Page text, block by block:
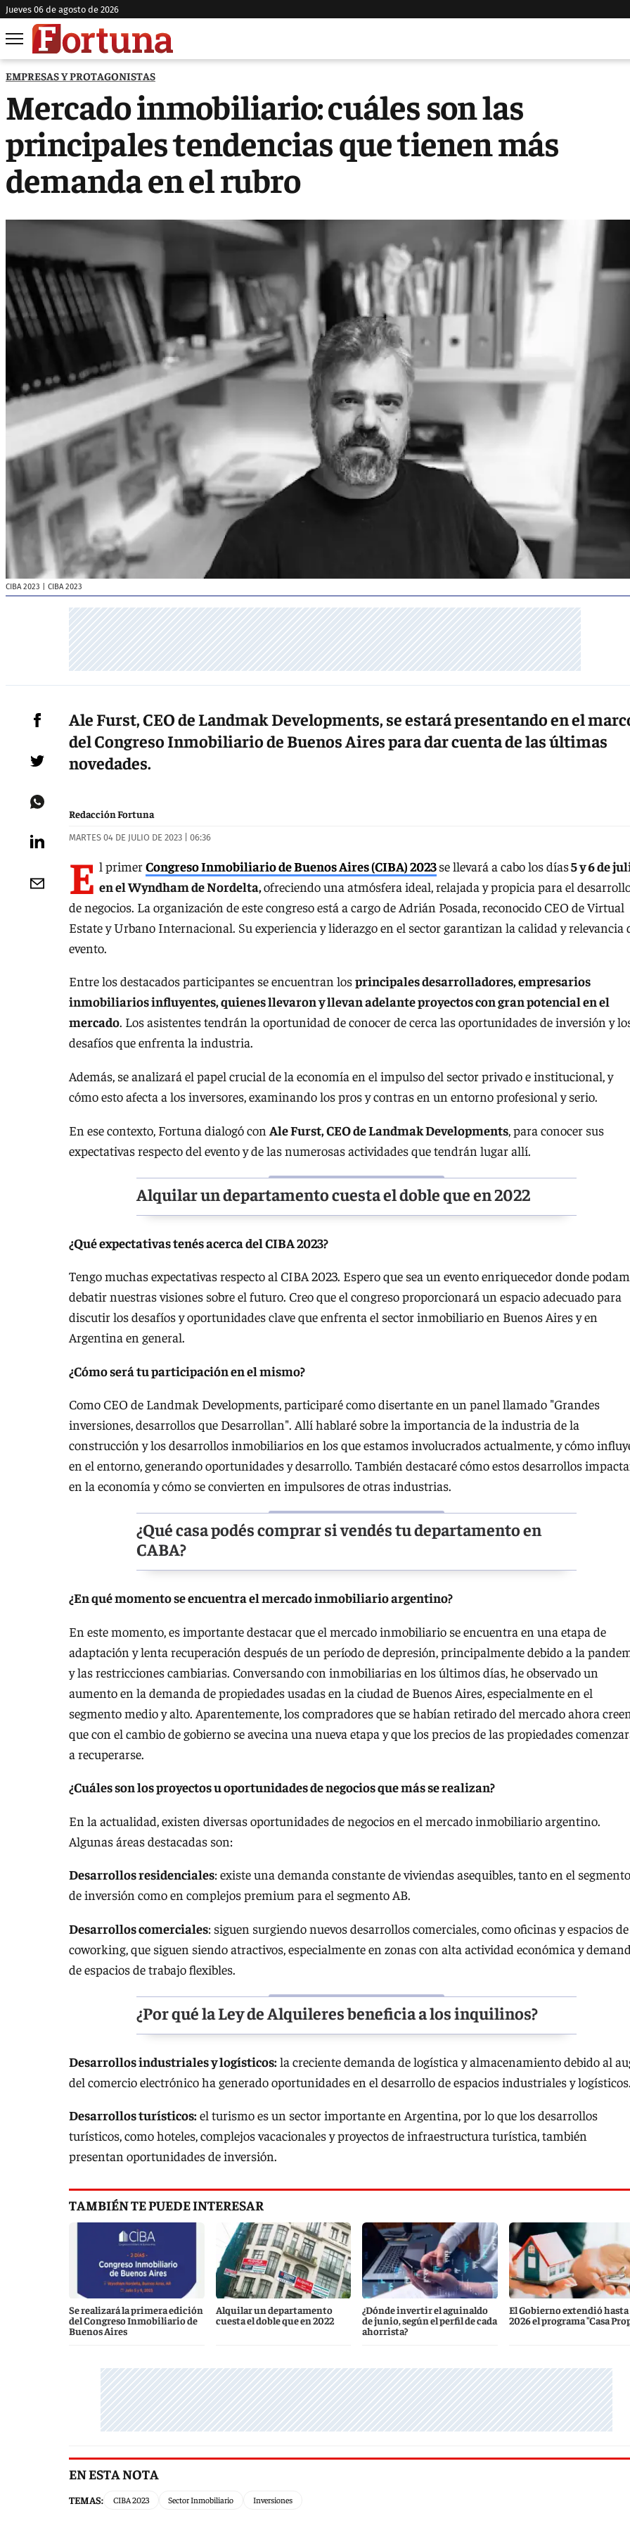
jueves 06 de agosto de 2026
EMPRESAS Y PROTAGONISTAS
Mercado inmobiliario: cuáles son las
principales tendencias que tienen más
demanda en el rubro
CIBA 2023 | CIBA 2023
Ale Furst, CEO de Landmak Developments, se estará presentando en el
del Congreso Inmobiliario de Buenos Aires para dar cuenta de las últimas
novedades.
Redacción Fortuna
MARTES 04 DE JULIO DE 2023 | 06:36
E l primerCongreso Inmobiliario de Buenos Aires (CIBA) 2023se llevará a cabo los días5 y 6 de
en el Wyndham de Nordelta,ofreciendo una atmósfera ideal, relajada y propicia para el
de negocios. La organización de este congreso está a cargo de Adrián Posada, reconocido CEO de Virtual
Estate y Urbano Internacional. Su experiencia y liderazgo en el sector garantizan la calidad y relevancia
evento.
Entre los destacados participantes se encuentran losprincipales desarrolladores, empresarios
inmobiliarios influyentes, quienes llevaron y llevan adelante proyectos con gran potencial en el
mercado. Los asistentes tendrán la oportunidad de conocer de cerca las oportunidades de inversión y
desafíos que enfrenta la industria.
Además, se analizará el papel crucial de la economía en el impulso del sector privado e institucional, y
cómo esto afecta a los inversores, examinando los pros y contras en un entorno profesional y serio.
En ese contexto, Fortuna dialogó con Ale Furst, CEO de Landmak Developments , para conocer sus
expectativas respecto del evento y de las numerosas actividades que tendrán lugar allí.
Alquilar un departamento cuesta el doble que en 2022
¿Qué expectativas tenés acerca del CIBA 2023?
Tengo muchas expectativas respecto al CIBA 2023. Espero que sea un evento enriquecedor donde
debatir nuestras visiones sobre el futuro. Creo que el congreso proporcionará un espacio adecuado para
discutir los desafíos y oportunidades clave que enfrenta el sector inmobiliario en Buenos Aires y en
Argentina en general.
¿Cómo será tu participación en el mismo?
Como CEO de Landmak Developments, participaré como disertante en un panel llamado "Grandes
inversiones, desarrollos que Desarrollan". Allí hablaré sobre la importancia de la industria de la
construcción y los desarrollos inmobiliarios en los que estamos involucrados actualmente, y cómo
en el entorno, generando oportunidades y desarrollo. También destacaré cómo estos desarrollos
en la economía y cómo se convierten en impulsores de otras industrias.
¿Qué casa podés comprar si vendés tu departamento en
CABA?
¿En qué momento se encuentra el mercado inmobiliario argentino?
En este momento, es importante destacar que el mercado inmobiliario se encuentra en una etapa de
adaptación y lenta recuperación después de un período de depresión, principalmente debido a la
y las restricciones cambiarias. Conversando con inmobiliarias en los últimos días, he observado un
aumento en la demanda de propiedades usadas en la ciudad de Buenos Aires, especialmente en el
segmento medio y alto. Aparentemente, los compradores que se habían retirado del mercado ahora
que con el cambio de gobierno se avecina una nueva etapa y que los precios de las propiedades
a recuperarse.
¿Cuáles son los proyectos u oportunidades de negocios que más se realizan?
En la actualidad, existen diversas oportunidades de negocios en el mercado inmobiliario argentino.
Algunas áreas destacadas son:
Desarrollos residenciales: existe una demanda constante de viviendas asequibles, tanto en el segmento
de inversión como en complejos premium para el segmento AB.
Desarrollos comerciales: siguen surgiendo nuevos desarrollos comerciales, como oficinas y espacios de
coworking, que siguen siendo atractivos, especialmente en zonas con alta actividad económica y
de espacios de trabajo flexibles.
¿Por qué la Ley de Alquileres beneficia a los inquilinos?
Desarrollos industriales y logísticos:la creciente demanda de logística y almacenamiento debido al
del comercio electrónico ha generado oportunidades en el desarrollo de espacios industriales y
Desarrollos turísticos:el turismo es un sector importante en Argentina, por lo que los desarrollos
turísticos, como hoteles, complejos vacacionales y proyectos de infraestructura turística, también
presentan oportunidades de inversión.
TAMBIÉN TE PUEDE INTERESAR
Se realizará la primera edición
del Congreso Inmobiliario de
Buenos Aires
Alquilar un departamento
cuesta el doble que en 2022
¿Dónde invertir el aguinaldo
de junio, según el perfil de cada
ahorrista?
El Gobierno extendió hasta
2026 el programa "Casa
EN ESTA NOTA
TEMAS: CIBA 2023 Sector Inmobiliario Inversiones